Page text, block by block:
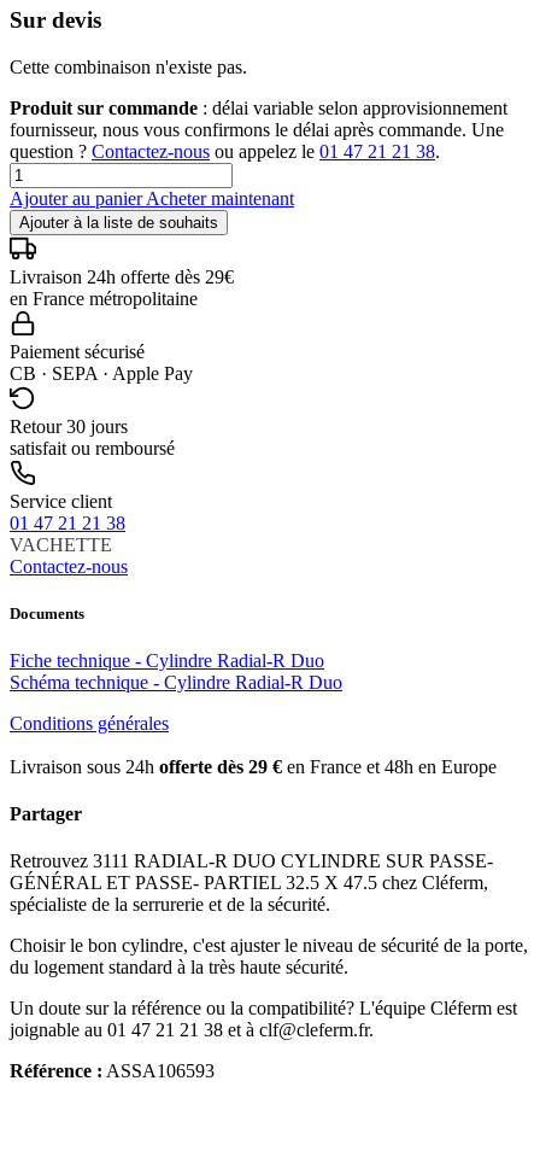
Sur devis
Cette combinaison n'existe pas.
Produit sur commande : délai variable selon approvisionnement
fournisseur, nous vous confirmons le délai après commande. Une
question ? Contactez-nous ou appelez le 01 47 21 21 38.
Ajouter au panierAcheter maintenant
Ajouter à la liste de souhaits
Livraison 24h offerte dès 29€
en France métropolitaine
Paiement sécurisé
CB · SEPA · Apple Pay
Retour 30 jours
satisfait ou remboursé
Service client
01 47 21 21 38
VACHETTE
Contactez-nous
Documents
Fiche technique - Cylindre Radial-R Duo
Schéma technique - Cylindre Radial-R Duo
Conditions générales
Livraison sous 24h offerte dès 29 € en France et 48h en Europe
Partager
Retrouvez 3111 RADIAL-R DUO CYLINDRE SUR PASSE-
GÉNÉRAL ET PASSE- PARTIEL 32.5 X 47.5 chez Cléferm,
spécialiste de la serrurerie et de la sécurité.
Choisir le bon cylindre, c'est ajuster le niveau de sécurité de la porte,
du logement standard à la très haute sécurité.
Un doute sur la référence ou la compatibilité? L'équipe Cléferm est
joignable au 01 47 21 21 38 et à clf@cleferm.fr.
Référence : ASSA106593